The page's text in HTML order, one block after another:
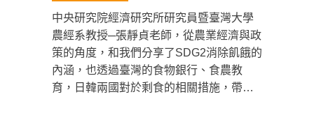
中央研究院經濟研究所研究員暨臺灣大學
農經系教授─張靜貞老師，從農業經濟與政
策的角度，和我們分享了SDG2消除飢餓的
內涵，也透過臺灣的食物銀行、食農教
育，日韓兩國對於剩食的相關措施，帶我